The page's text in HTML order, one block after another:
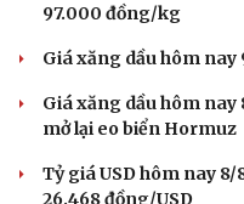
Cải chính
97.000 đồng/kg
Giá xăng dầu hôm nay
Giá xăng dầu hôm nay
mở lại eo biển Hormuz
Tỷ giá USD hôm nay 8/
26.468 đồng/USD